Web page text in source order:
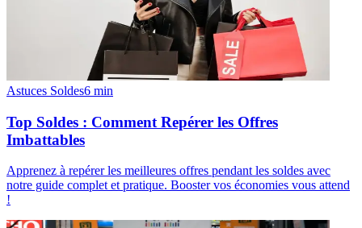
Astuces Soldes6 min
Top Soldes : Comment Repérer les Offres
Imbattables
Apprenez à repérer les meilleures offres pendant les soldes avec
notre guide complet et pratique. Booster vos économies vous attend
!